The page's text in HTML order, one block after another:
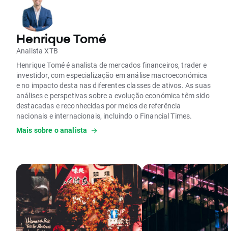
Henrique Tomé
Analista XTB
Henrique Tomé é analista de mercados financeiros, trader e
investidor, com especialização em análise macroeconómica
e no impacto desta nas diferentes classes de ativos. As suas
análises e perspetivas sobre a evolução económica têm sido
destacadas e reconhecidas por meios de referência
nacionais e internacionais, incluindo o Financial Times.
É formado em Finanças e Contabilidade e possui uma pós-
Mais sobre o analista